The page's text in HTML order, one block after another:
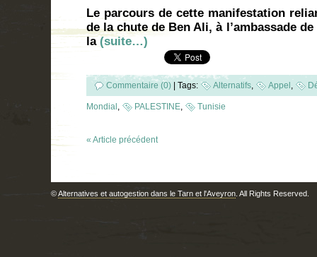
Le parcours de cette manifestation
de la chute de Ben Ali, à l’ambassade
la(suite…)
Commentaire (0) | Tags: Alternatifs Appel
Mondial PALESTINE Tunisie
« Article précédent
©Alternatives et autogestion dans le Tarn et l'Aveyron . All Rights Reserved.